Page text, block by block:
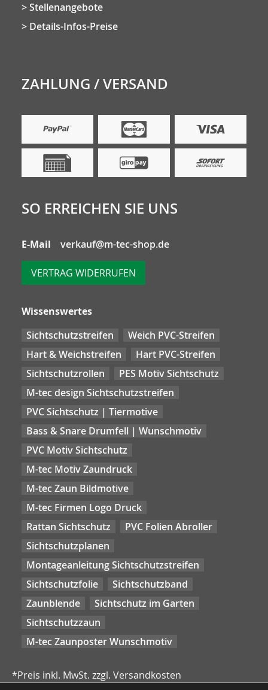
Stellenangebote
Details-Infos-Preise
ZAHLUNG / VERSAND
SO ERREICHEN SIE UNS
E-Mail verkauf@m-tec-shop.de
VERTRAG WIDERRUFEN
Wissenswertes
Sichtschutzstreifen
Weich PVC-Streifen
Hart & Weichstreifen
Hart PVC-Streifen
Sichtschutzrollen
PES Motiv Sichtschutz
M-tec design Sichtschutzstreifen
PVC Sichtschutz | Tiermotive
Bass & Snare Drumfell | Wunschmotiv
PVC Motiv Sichtschutz
M-tec Motiv Zaundruck
M-tec Zaun Bildmotive
M-tec Firmen Logo Druck
Rattan Sichtschutz
PVC Folien Abroller
Sichtschutzplanen
Montageanleitung Sichtschutzstreifen
Sichtschutzfolie
Sichtschutzband
Zaunblende
Sichtschutz im Garten
Sichtschutzzaun
M-tec Zaunposter Wunschmotiv
*Preis inkl. MwSt. zzgl. Versandkosten